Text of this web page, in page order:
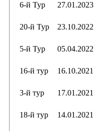
6-й Тур
27.01.2023
20-й Тур
23.10.2022
5-й Тур
05.04.2022
16-й тур
16.10.2021
3-й тур
17.01.2021
18-й тур
14.01.2021